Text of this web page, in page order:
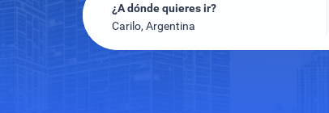
¿A dónde quieres ir?
Carilo, Argentina